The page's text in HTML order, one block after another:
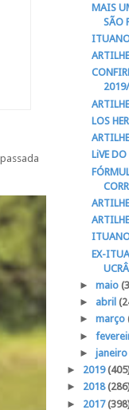
MAIS
SÃO
ITUANO
LOS
LiVE
EX-
► maio
► abril
► março
►
► janeiro
► 2019
► 2018
► 2017